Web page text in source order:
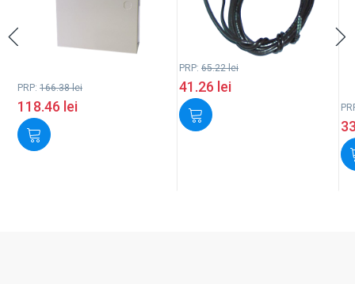
PRP: 166.38lei
118.46 lei
PRP: 65.22lei
41.26 lei